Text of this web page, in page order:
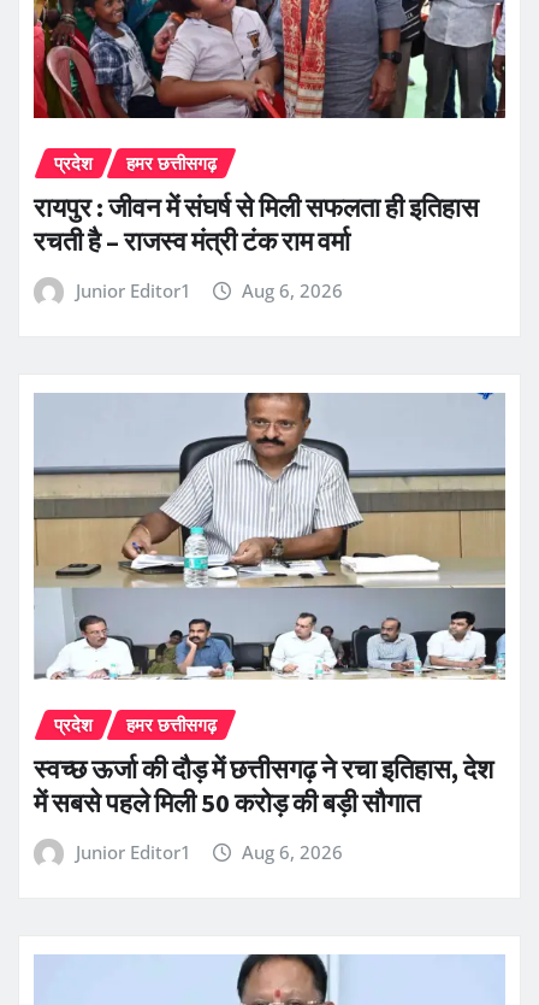
प्रदेश हमर छत्तीसगढ़
रायपुर : जीवन में संघर्ष से मिली सफलता ही इतिहास
रचती है – राजस्व मंत्री टंक राम वर्मा
Junior Editor1 Aug 6, 2026
प्रदेश हमर छत्तीसगढ़
स्वच्छ ऊर्जा की दौड़ में छत्तीसगढ़ ने रचा इतिहास, देश
में सबसे पहले मिली 50 करोड़ की बड़ी सौगात
Junior Editor1 Aug 6, 2026